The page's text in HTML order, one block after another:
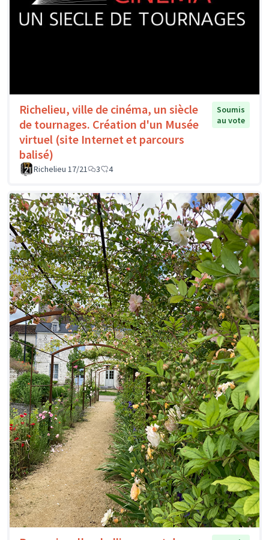
Richelieu, ville de cinéma, un siècle
de tournages. Création d'un Musée
virtuel (site Internet et parcours
balisé)
Soumis
au vote
Richelieu 17/21 3 4